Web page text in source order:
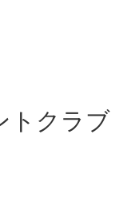
トクラブ